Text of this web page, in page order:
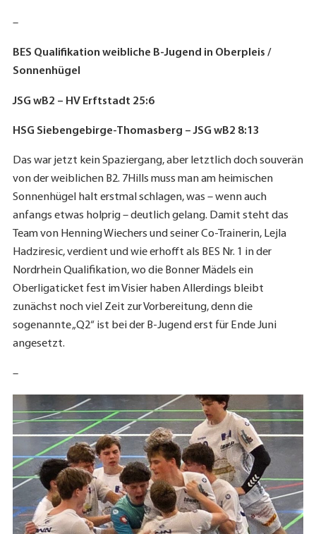
–
BES Qualifikation weibliche B-Jugend in Oberpleis /
Sonnenhügel
JSG wB2 – HV Erftstadt 25:6
HSG Siebengebirge-Thomasberg – JSG wB2 8:13
Das war jetzt kein Spaziergang, aber letztlich doch souverän
von der weiblichen B2. 7Hills muss man am heimischen
Sonnenhügel halt erstmal schlagen, was – wenn auch
anfangs etwas holprig – deutlich gelang. Damit steht das
Team von Henning Wiechers und seiner Co-Trainerin, Lejla
Hadziresic, verdient und wie erhofft als BES Nr. 1 in der
Nordrhein Qualifikation, wo die Bonner Mädels ein
Oberligaticket fest im Visier haben Allerdings bleibt
zunächst noch viel Zeit zur Vorbereitung, denn die
sogenannte „Q2“ ist bei der B-Jugend erst für Ende Juni
angesetzt.
–